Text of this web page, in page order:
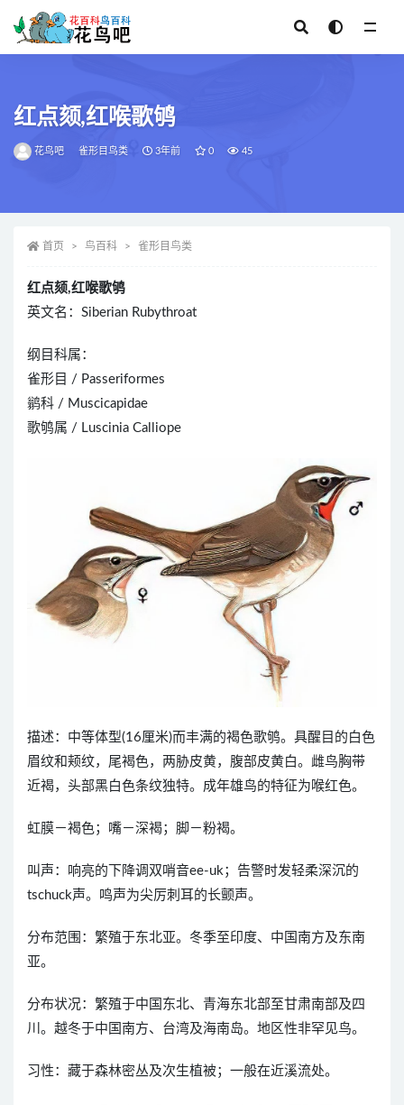
红点颏,红喉歌鸲
花鸟吧 雀形目鸟类 3年前 0 45
首页 鸟百科 雀形目鸟类
红点颏,红喉歌鸲
英文名：Siberian Rubythroat
纲目科属：
雀形目 / Passeriformes
鹟科 / Muscicapidae
歌鸲属 / Luscinia Calliope
描述：中等体型(16厘米)而丰满的褐色歌鸲。具醒目的白色
眉纹和颊纹，尾褐色，两胁皮黄，腹部皮黄白。雌鸟胸带
近褐，头部黑白色条纹独特。成年雄鸟的特征为喉红色。
虹膜－褐色；嘴－深褐；脚－粉褐。
叫声：响亮的下降调双哨音ee-uk；告警时发轻柔深沉的
tschuck声。鸣声为尖厉刺耳的长颤声。
分布范围：繁殖于东北亚。冬季至印度、中国南方及东南
亚。
分布状况：繁殖于中国东北、青海东北部至甘肃南部及四
川。越冬于中国南方、台湾及海南岛。地区性非罕见鸟。
习性：藏于森林密丛及次生植被；一般在近溪流处。